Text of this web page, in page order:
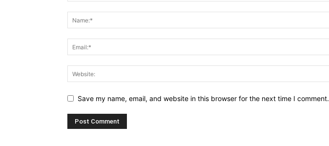
Save my name, email, and website in this browser for the next time I comment.